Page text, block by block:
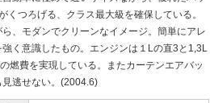
つろげる、クラス最大級を確保している。
、モダンでクリーンなイメージ。簡単にアレ
く意識したもの。エンジンは１Lの直3と1,3L
燃費を実現している。またカーテンエアバッ
逃せない。(2004.6)